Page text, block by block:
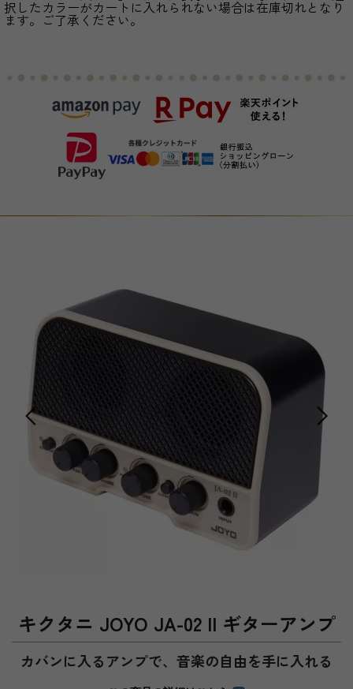
択したカラーがカートに入れられない場合は在庫切れとなり
ます。ご了承ください。
キクタニ JOYO JA-02 II ギターアンプ
カバンに入るアンプで、音楽の自由を手に入れる